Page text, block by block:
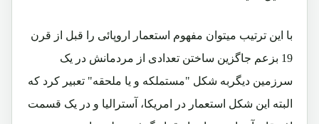
با این ترتیب میتوان مفهوم استعمار اروپائی را قبل از قرن
19 بزعم جاگزین ساختن تعدادی از مردمانش در یک
سرزمین دیگربه شکل "مستملکه و یا ملحقه" تعبیر کرد که
البته این شکل استعمار در امریکا، آسترالیا و در یک قسمت